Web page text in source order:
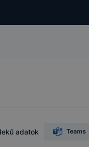
adatok Teams